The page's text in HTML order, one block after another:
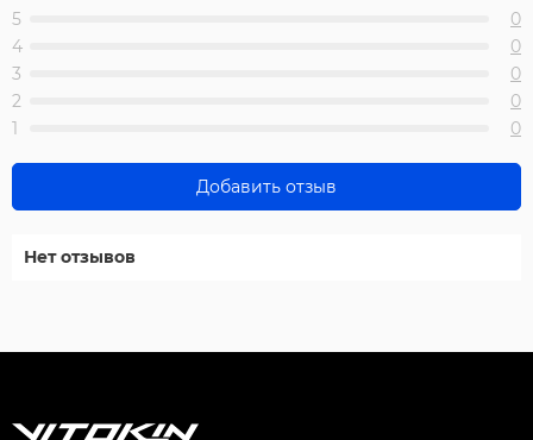
5
0
4
0
3
0
2
0
1
0
Добавить отзыв
Нет отзывов